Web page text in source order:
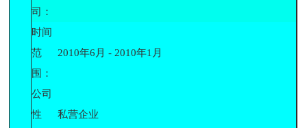
司：
时间
范
围：
2010年6月 - 2010年1月
公司
性
私营企业